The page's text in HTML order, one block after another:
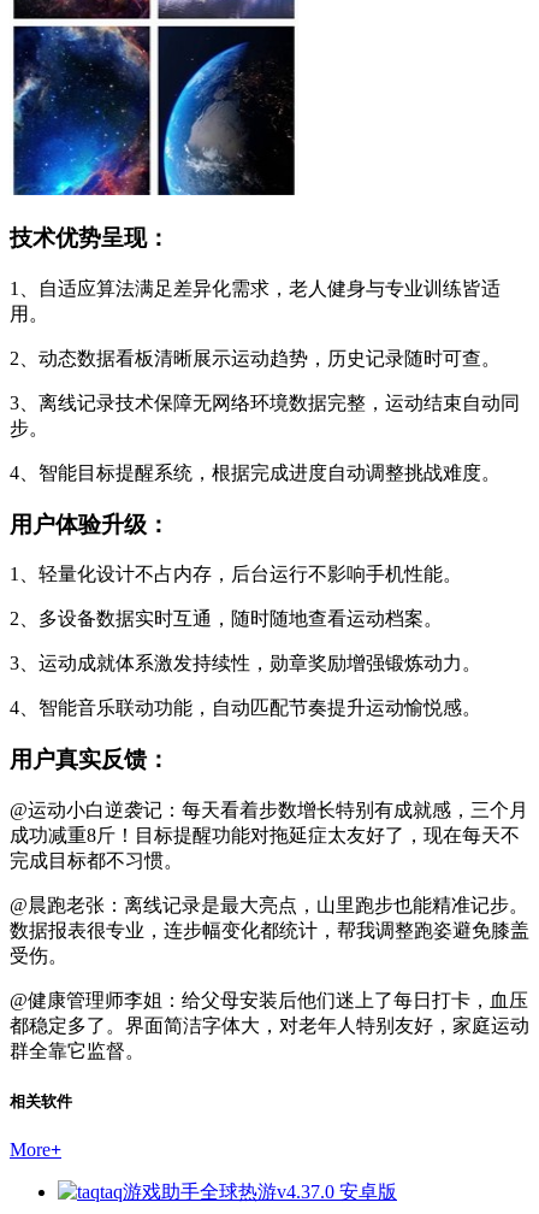
技术优势呈现：
1、自适应算法满足差异化需求，老人健身与专业训练皆适
用。
2、动态数据看板清晰展示运动趋势，历史记录随时可查。
3、离线记录技术保障无网络环境数据完整，运动结束自动同
步。
4、智能目标提醒系统，根据完成进度自动调整挑战难度。
用户体验升级：
1、轻量化设计不占内存，后台运行不影响手机性能。
2、多设备数据实时互通，随时随地查看运动档案。
3、运动成就体系激发持续性，勋章奖励增强锻炼动力。
4、智能音乐联动功能，自动匹配节奏提升运动愉悦感。
用户真实反馈：
@运动小白逆袭记：每天看着步数增长特别有成就感，三个月
成功减重8斤！目标提醒功能对拖延症太友好了，现在每天不
完成目标都不习惯。
@晨跑老张：离线记录是最大亮点，山里跑步也能精准记步。
数据报表很专业，连步幅变化都统计，帮我调整跑姿避免膝盖
受伤。
@健康管理师李姐：给父母安装后他们迷上了每日打卡，血压
都稳定多了。界面简洁字体大，对老年人特别友好，家庭运动
群全靠它监督。
相关软件
More+